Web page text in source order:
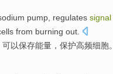
pump regulates signal
from burning out.
可以保存能量 ， 保护高频细胞。